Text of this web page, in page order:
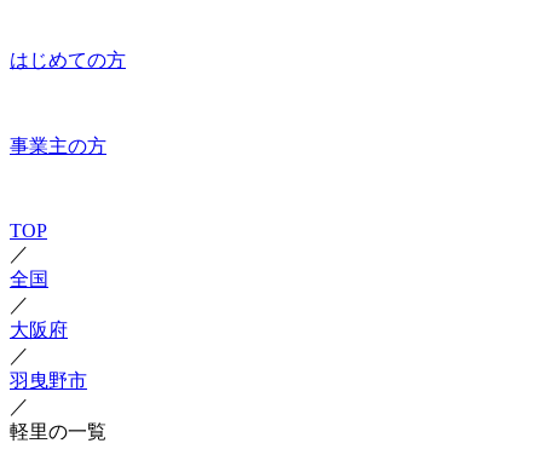
はじめての方
事業主の方
TOP
／
全国
／
大阪府
／
羽曳野市
／
軽里の一覧